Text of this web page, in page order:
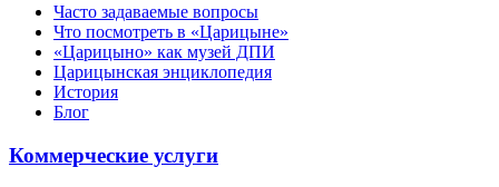
Часто задаваемые вопросы
Что посмотреть в «Царицыне»
«Царицыно» как музей ДПИ
Царицынская энциклопедия
История
Блог
Коммерческие услуги